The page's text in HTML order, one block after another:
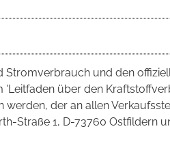
und den
über den
der an allen
Straße 1, D-73760 Ostfildern